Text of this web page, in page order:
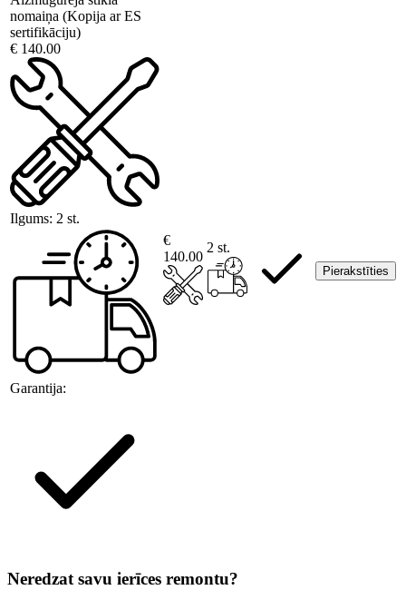
nomaiņa (Kopija ar ES
sertifikāciju)
€ 140.00
Ilgums: 2 st.
Garantija:
€
140.00
2 st.
Pierakstīties
Neredzat savu ierīces remontu?